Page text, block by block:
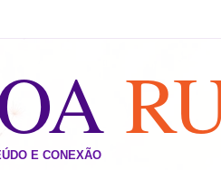
E CONEXÃO